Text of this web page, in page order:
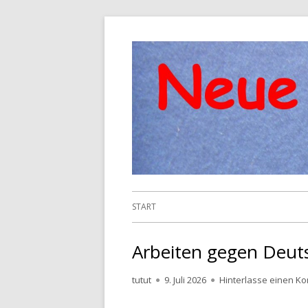
Primäres
START
Arbeiten gegen
Autor
tutut
Veröffentlicht
9. Juli 2026 Hinterlasse einen